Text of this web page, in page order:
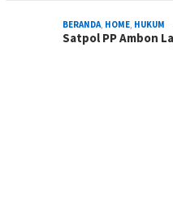
BERANDA, HOME, HUKUM
Satpol PP Ambon